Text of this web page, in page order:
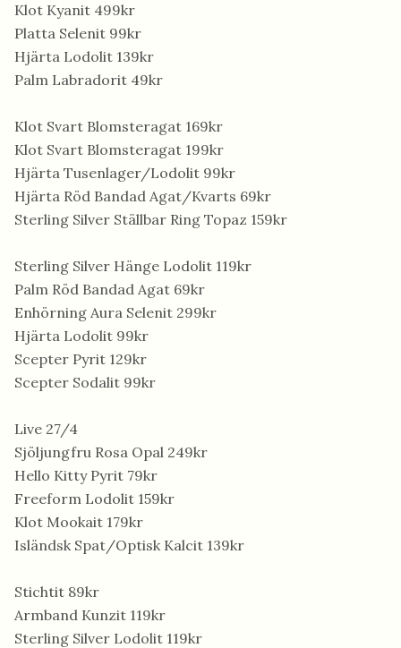
Klot Kyanit 499kr
Platta Selenit 99kr
Hjärta Lodolit 139kr
Palm Labradorit 49kr
Klot Svart Blomsteragat 169kr
Klot Svart Blomsteragat 199kr
Hjärta Tusenlager/Lodolit 99kr
Hjärta Röd Bandad Agat/Kvarts 69kr
Sterling Silver Ställbar Ring Topaz 159kr
Sterling Silver Hänge Lodolit 119kr
Palm Röd Bandad Agat 69kr
Enhörning Aura Selenit 299kr
Hjärta Lodolit 99kr
Scepter Pyrit 129kr
Scepter Sodalit 99kr
Live 27/4
Sjöljungfru Rosa Opal 249kr
Hello Kitty Pyrit 79kr
Freeform Lodolit 159kr
Klot Mookait 179kr
Isländsk Spat/Optisk Kalcit 139kr
Stichtit 89kr
Armband Kunzit 119kr
Sterling Silver Lodolit 119kr